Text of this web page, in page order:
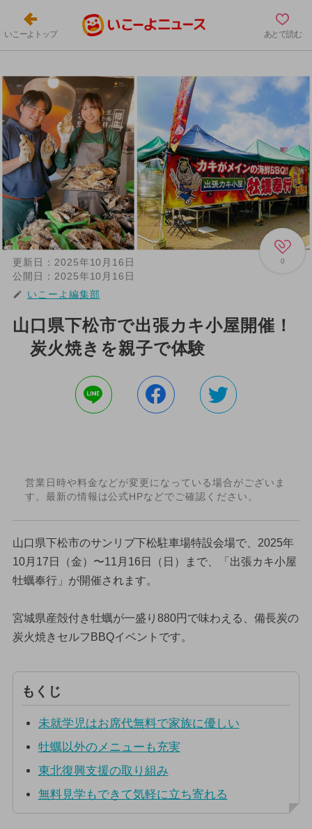
いこーよトップ あとで読む
0
更新日： 2025年10月16日
公開日： 2025年10月16日
いこーよ編集部
山口県下松市で出張カキ小屋開催！
炭火焼きを親子で体験
営業日時や料金などが変更になっている場合がございま
す。最新の情報は公式HPなどでご確認ください。
山口県下松市のサンリブ下松駐車場特設会場で、2025年
10月17日（金）〜11月16日（日）まで、「出張カキ小屋
牡蠣奉行」が開催されます。
宮城県産殻付き牡蠣が一盛り880円で味わえる、備長炭の
炭火焼きセルフBBQイベントです。
もくじ
未就学児はお席代無料で家族に優しい
牡蠣以外のメニューも充実
東北復興支援の取り組み
無料見学もできて気軽に立ち寄れる